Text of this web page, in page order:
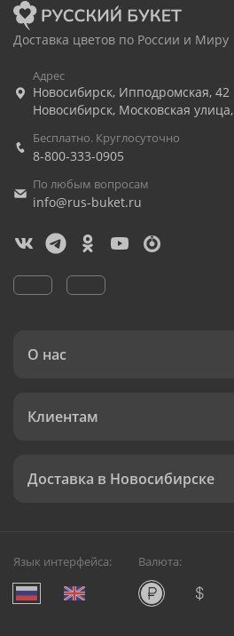
Доставка цветов по России и Миру
Адрес
Новосибирск, Ипподромская, 42
Новосибирск, Московская
Бесплатно. Круглосуточно
8-800-333-0905
По любым вопросам
info@rus-buket.ru
О нас
Клиентам
Доставка в Новосибирске
Язык интерфейса: Валюта: